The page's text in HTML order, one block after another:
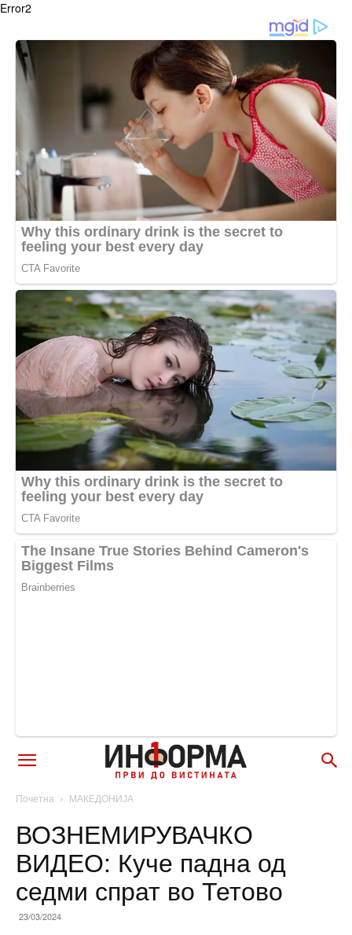
Error2
Почетна МАКЕДОНИЈА
ВОЗНЕМИРУВАЧКО
ВИДЕО: Куче падна од
седми спрат во Тетово
23/03/2024